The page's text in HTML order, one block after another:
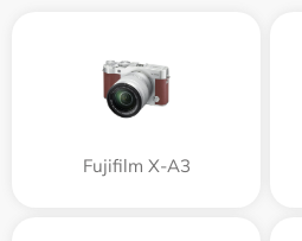
Fujifilm X-A3